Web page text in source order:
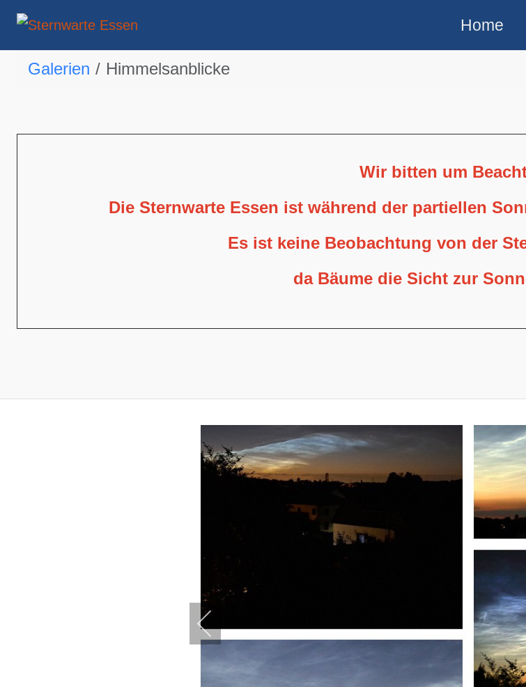
Home
Galerien Himmelsanblicke
Wir bitten um
Die Sternwarte Essen ist während der partiellen
Es ist keine Beobachtung von der
da Bäume die Sicht zur